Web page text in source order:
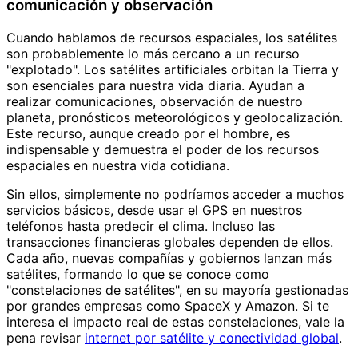
comunicación y observación
Cuando hablamos de recursos espaciales, los satélites
son probablemente lo más cercano a un recurso
"explotado". Los satélites artificiales orbitan la Tierra y
son esenciales para nuestra vida diaria. Ayudan a
realizar comunicaciones, observación de nuestro
planeta, pronósticos meteorológicos y geolocalización.
Este recurso, aunque creado por el hombre, es
indispensable y demuestra el poder de los recursos
espaciales en nuestra vida cotidiana.
Sin ellos, simplemente no podríamos acceder a muchos
servicios básicos, desde usar el GPS en nuestros
teléfonos hasta predecir el clima. Incluso las
transacciones financieras globales dependen de ellos.
Cada año, nuevas compañías y gobiernos lanzan más
satélites, formando lo que se conoce como
"constelaciones de satélites", en su mayoría gestionadas
por grandes empresas como SpaceX y Amazon. Si te
interesa el impacto real de estas constelaciones, vale la
pena revisar internet por satélite y conectividad global.